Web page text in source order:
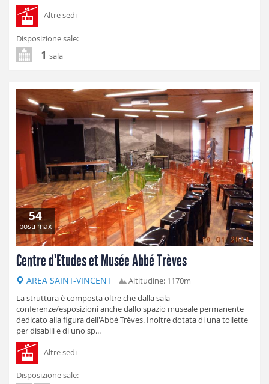
Altre sedi
Disposizione sale:
1 sala
54
posti max
Centre d'Etudes et Musée Abbé Trèves
AREA SAINT-VINCENT
Altitudine: 1170m
La struttura è composta oltre che dalla sala
conferenze/esposizioni anche dallo spazio museale permanente
dedicato alla figura dell'Abbé Trèves. Inoltre dotata di una toilette
per disabili e di uno sp...
Altre sedi
Disposizione sale: